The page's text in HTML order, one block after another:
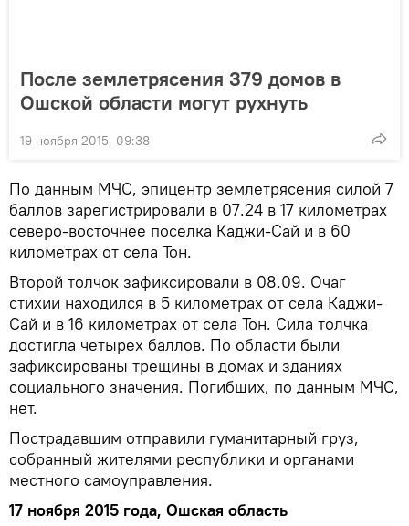
После землетрясения 379 домов в
Ошской области могут рухнуть
19 ноября 2015, 09:38
По данным МЧС, эпицентр землетрясения силой 7
баллов зарегистрировали в 07.24 в 17 километрах
северо-восточнее поселка Каджи-Сай и в 60
километрах от села Тон.
Второй толчок зафиксировали в 08.09. Очаг
стихии находился в 5 километрах от села Каджи-
Сай и в 16 километрах от села Тон. Сила толчка
достигла четырех баллов. По области были
зафиксированы трещины в домах и зданиях
социального значения. Погибших, по данным МЧС,
нет.
Пострадавшим отправили гуманитарный груз,
собранный жителями республики и органами
местного самоуправления.
17 ноября 2015 года, Ошская область